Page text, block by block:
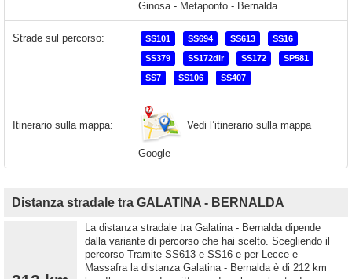
Strade sul percorso: SS101 SS694 SS613 SS16
SS379 SS172dir SS172 SP581
SS7 SS106 SS407
Itinerario sulla mappa: Vedi l’itinerario sulla mappa
Google
Distanza stradale tra GALATINA - BERNALDA
La distanza stradale tra Galatina - Bernalda dipende
dalla variante di percorso che hai scelto. Scegliendo il
percorso Tramite SS613 e SS16 e per Lecce e
Massafra la distanza Galatina - Bernalda è di 212 km